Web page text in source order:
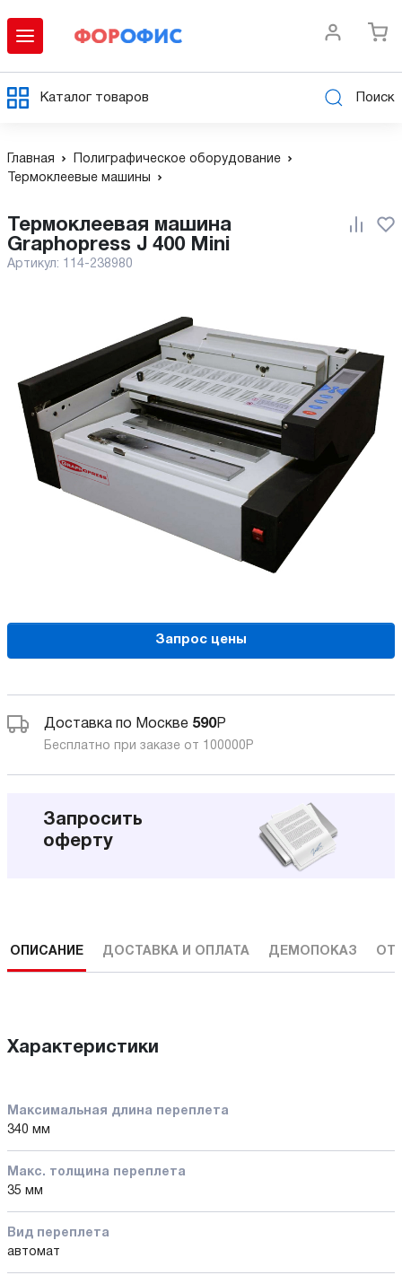
Каталог товаров Поиск
Главная
Полиграфическое оборудование
Термоклеевые машины
Graphopress J 400 Mini
Артикул: 114-238980
Запрос цены
Доставка по Москве 590Р
Бесплатно при заказе от 100000 Р
Запросить
оферту
ОПИСАНИЕ ДОСТАВКА И ОПЛАТА ДЕМОПОКАЗ
Характеристики
Максимальная длина переплета
340 мм
Макс. толщина переплета
35 мм
Вид переплета
автомат